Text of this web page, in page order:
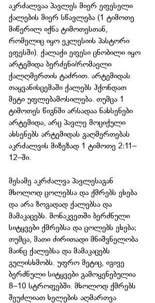
აკრძალვაა პავლეს მიერ ეფესელი
ქალების მიერ სწავლება (1 ტიმოთე
მიწერილ იქნა ტიმოთესთან,
რომელიც იყო ეკლესიის პასტორი
ეფესში). ქალაქი ეფესი ცნობილი იყო
არტემიდა ბერძენი/რომაელი
ქალღმერთის ტაძრით. არტემიდას
თაყვანისცემაში ქალებს ჰქონდათ
მეტი უფლებამოსილება. თუმცა 1
ტიმოთეს წიგნში არსადაა ნახსენები
არტემიდა, არც პავლე მოციქული
ახსენებს არტემიდას გაღმერთებას
აკრძალვის მიზეზად 1 ტიმოთე 2:11–
12–ში.
მესამე აკრძალვა პავლესაგან
მხოლოდ ცოლებსა და ქმრებს ეხება
და არა ზოგადად ქალებსა და
მამაკაცებს. მონაკვეთში ბერძნული
სიტყვები ქმრებსა და ცოლებს ეხება;
თუმცა, მათი ძირითადი მნიშვნელობა
მაინც ქალებსა და მამაკაცებს
გულისხმობს. უფრო მეტიც, იგივე
ბერძნული სიტყვები გამოყენებულია
8–10 სტროფებში. მხოლოდ ქმრებს
შეუძლიათ ხელების აღმართვა